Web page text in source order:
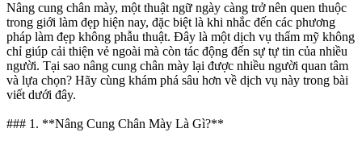
Nâng cung chân mày, một thuật ngữ ngày càng trở nên quen thuộc
trong giới làm đẹp hiện nay, đặc biệt là khi nhắc đến các phương
pháp làm đẹp không phẫu thuật. Đây là một dịch vụ thẩm mỹ không
chỉ giúp cải thiện vẻ ngoài mà còn tác động đến sự tự tin của nhiều
người. Tại sao nâng cung chân mày lại được nhiều người quan tâm
và lựa chọn? Hãy cùng khám phá sâu hơn về dịch vụ này trong bài
viết dưới đây.
### 1. **Nâng Cung Chân Mày Là Gì?**